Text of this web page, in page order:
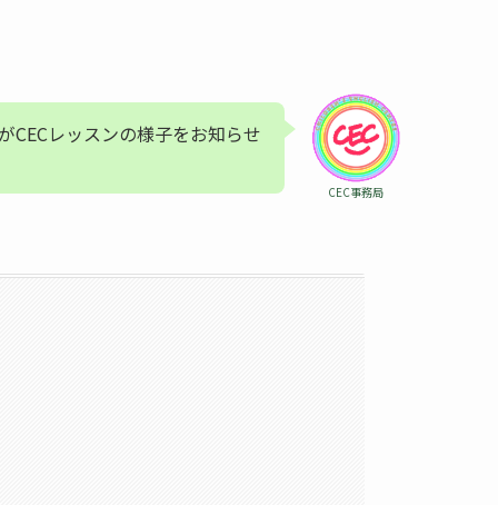
CEC事務局
CECレッスンの様子をお知らせ